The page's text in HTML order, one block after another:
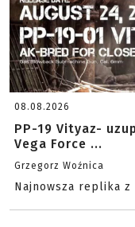
08.08.2026
PP-19 Vityaz-
Vega Force ...
Grzegorz Woźnica
Najnowsza replika